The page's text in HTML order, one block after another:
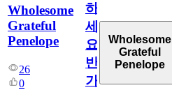
Wholesome
Grateful
Penelope
26
0
하
세
요
반
가
Wholesome
Grateful
Penelope